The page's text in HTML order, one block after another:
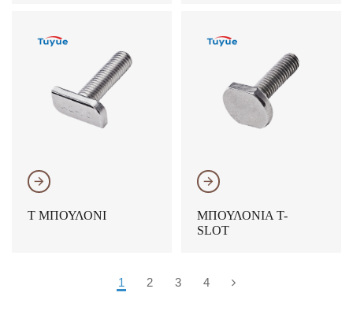
𐃔
Τ ΜΠΟΥΛΌΝΙ
𐃔
ΜΠΟΥΛΌΝΙΑ T-
SLOT
1 2 3 4